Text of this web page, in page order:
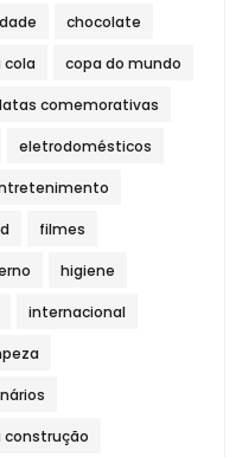
chocolate
cola copa do mundo
comemorativas
eletrodomésticos
filmes
higiene
internacional
construção